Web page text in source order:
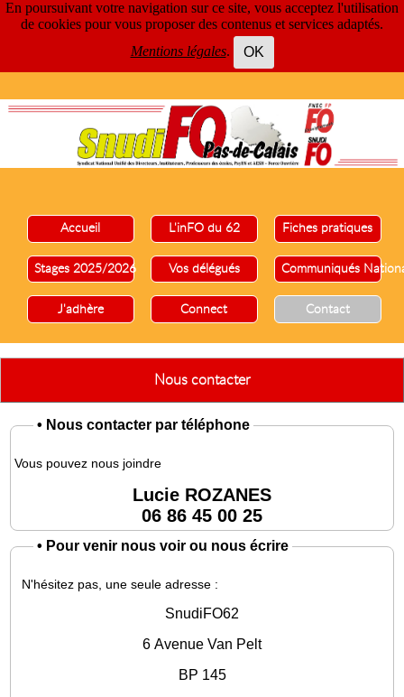
En poursuivant votre navigation sur ce site, vous acceptez l'utilisation
de cookies pour vous proposer des contenus et services adaptés.
Mentions légales. OK
Accueil L'inFO du 62 Fiches pratiques
Stages 2025/2026 Vos délégués Communiqués
J'adhère Connect Contact
Nous contacter
• Nous contacter par téléphone
Vous pouvez nous joindre
Lucie ROZANES
06 86 45 00 25
• Pour venir nous voir ou nous écrire
N'hésitez pas, une seule adresse :
SnudiFO62
6 Avenue Van Pelt
BP 145